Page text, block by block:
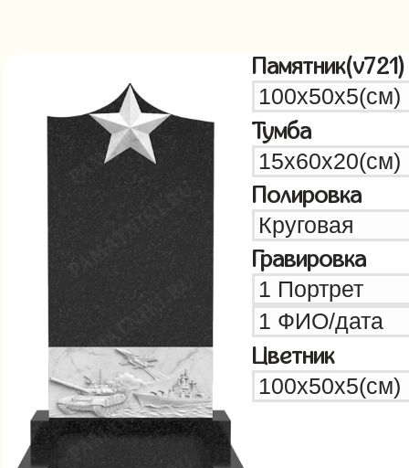
Памятник(v721)
Тумба
Полировка
Гравировка
Цветник